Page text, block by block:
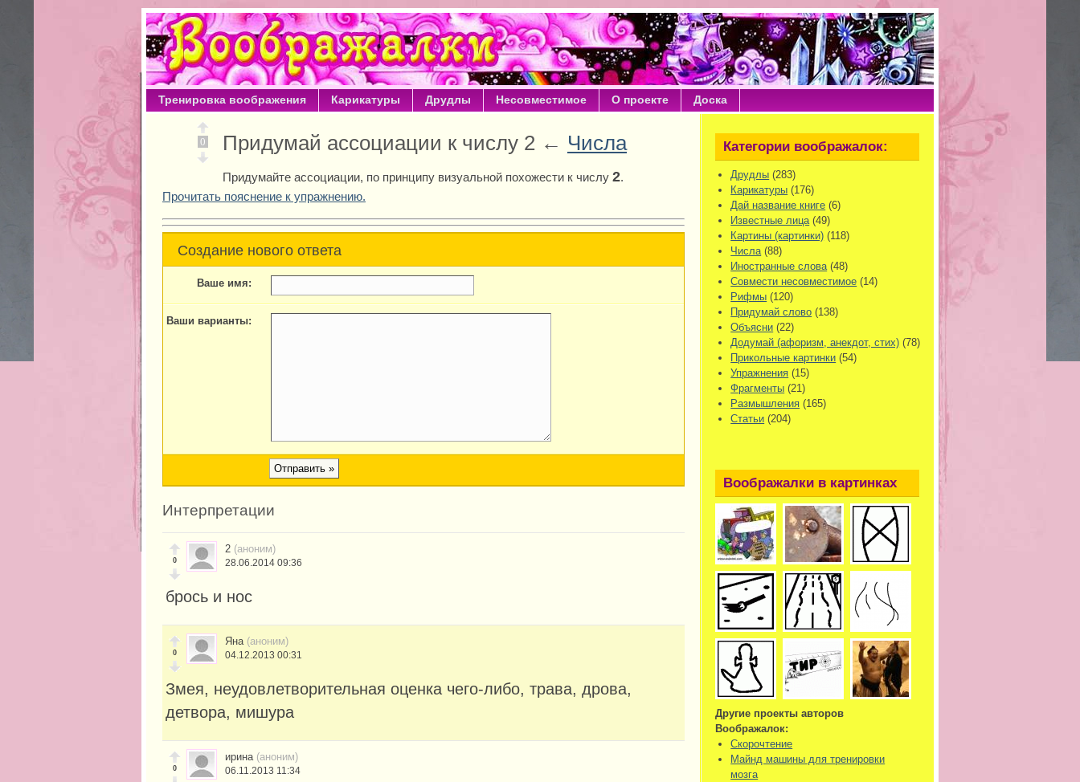
Тренировка воображения Карикатуры Друдлы Несовместимое О проекте Доска
0 Придумай ассоциации к числу 2 ← Числа
Придумайте ассоциации, по принципу визуальной похожести к числу 2.
Прочитать пояснение к упражнению.
Создание нового ответа
Ваше имя:
Ваши варианты:
Интерпретации
0
2 (аноним)
28.06.2014 09:36
брось и нос
0
Яна (аноним)
04.12.2013 00:31
Змея, неудовлетворительная оценка чего-либо, трава, дрова,
детвора, мишура
0
ирина (аноним)
06.11.2013 11:34
Категории воображалок:
Друдлы (283)
Карикатуры (176)
Дай название книге (6)
Известные лица(49)
Картины (картинки) (118)
Числа(88)
Иностранные слова(48)
Совмести несовместимое (14)
Рифмы (120)
Придумай слово (138)
Объясни (22)
Додумай (афоризм, анекдот, стих) (78)
Прикольные картинки (54)
Упражнения (15)
Фрагменты (21)
Размышления (165)
Статьи (204)
Воображалки в картинках
Другие проекты авторов
Воображалок:
Скорочтение
Майнд машины для тренировки
мозга